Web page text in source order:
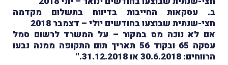
ב. עסקאות החייבות בדיווח בתשלום מקדמה
חצי-שנתית שבוצעו בחודשים יולי – דצמבר 2018
אם לא נוכה מס במקור – על המשרד לרשום סמל
עסקה 65 ובקוד 56 תאריך תום התקופה ממנה נבעו
הרווחים: 30.6.2018 או 31.12.2018."